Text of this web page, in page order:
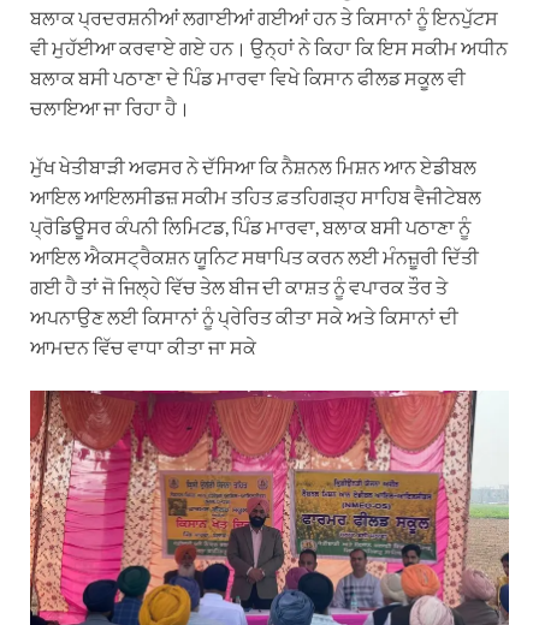
ਬਲਾਕ ਪ੍ਰਦਰਸ਼ਨੀਆਂ ਲਗਾਈਆਂ ਗਈਆਂ ਹਨ ਤੇ ਕਿਸਾਨਾਂ ਨੂੰ ਇਨਪੁੱਟਸ
ਵੀ ਮੁਹੱਈਆ ਕਰਵਾਏ ਗਏ ਹਨ। ਉਨ੍ਹਾਂ ਨੇ ਕਿਹਾ ਕਿ ਇਸ ਸਕੀਮ ਅਧੀਨ
ਬਲਾਕ ਬਸੀ ਪਠਾਣਾ ਦੇ ਪਿੰਡ ਮਾਰਵਾ ਵਿਖੇ ਕਿਸਾਨ ਫੀਲਡ ਸਕੂਲ ਵੀ
ਚਲਾਇਆ ਜਾ ਰਿਹਾ ਹੈ।
ਮੁੱਖ ਖੇਤੀਬਾੜੀ ਅਫਸਰ ਨੇ ਦੱਸਿਆ ਕਿ ਨੈਸ਼ਨਲ ਮਿਸ਼ਨ ਆਨ ਏਡੀਬਲ
ਆਇਲ ਆਇਲਸੀਡਜ਼ ਸਕੀਮ ਤਹਿਤ ਫ਼ਤਹਿਗੜ੍ਹ ਸਾਹਿਬ ਵੈਜੀਟੇਬਲ
ਪ੍ਰੋਡਿਊਸਰ ਕੰਪਨੀ ਲਿਮਿਟਡ, ਪਿੰਡ ਮਾਰਵਾ, ਬਲਾਕ ਬਸੀ ਪਠਾਣਾ ਨੂੰ
ਆਇਲ ਐਕਸਟ੍ਰੈਕਸ਼ਨ ਯੂਨਿਟ ਸਥਾਪਿਤ ਕਰਨ ਲਈ ਮੰਨਜ਼ੂਰੀ ਦਿੱਤੀ
ਗਈ ਹੈ ਤਾਂ ਜੋ ਜਿਲ੍ਹੇ ਵਿੱਚ ਤੇਲ ਬੀਜ ਦੀ ਕਾਸ਼ਤ ਨੂੰ ਵਪਾਰਕ ਤੌਰ ਤੇ
ਅਪਨਾਉਣ ਲਈ ਕਿਸਾਨਾਂ ਨੂੰ ਪ੍ਰੇਰਿਤ ਕੀਤਾ ਸਕੇ ਅਤੇ ਕਿਸਾਨਾਂ ਦੀ
ਆਮਦਨ ਵਿੱਚ ਵਾਧਾ ਕੀਤਾ ਜਾ ਸਕੇ